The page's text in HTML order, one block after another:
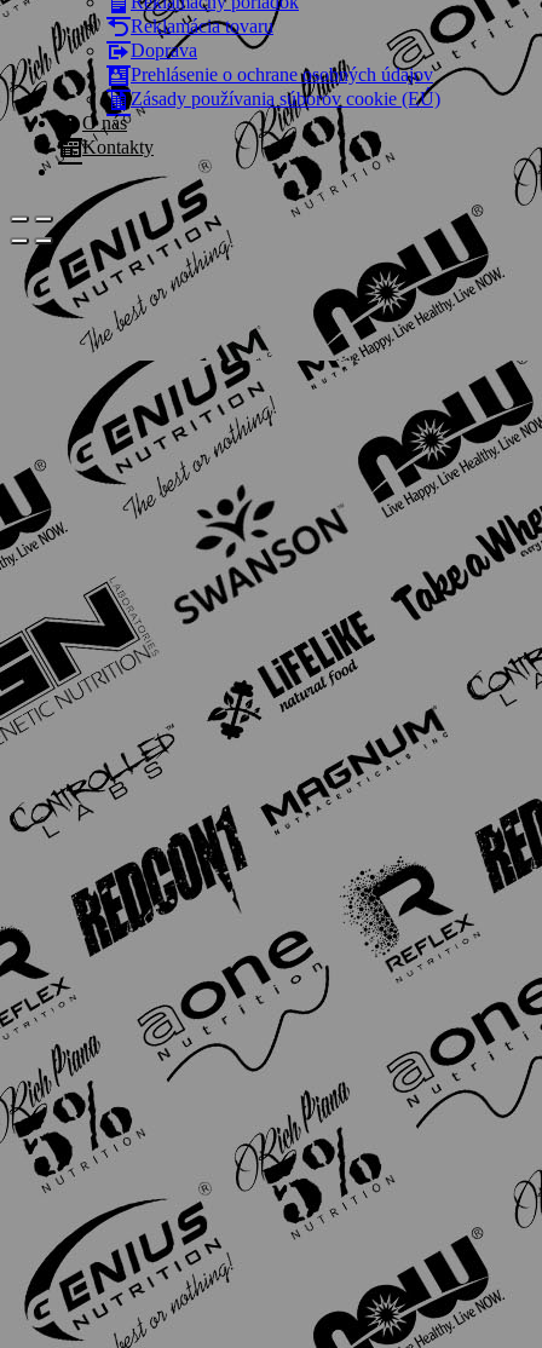
Reklamácia tovaru
Doprava
Prehlásenie o ochrane osobných údajov
Zásady používania súborov cookie (EÚ)
O nás
Kontakty